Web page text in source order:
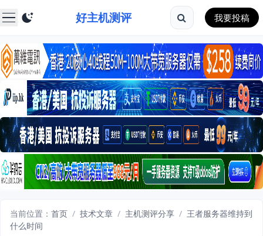
好主机测评 我要投稿
当前位置： 首页 / 技术文章 / 主机测评分享 / 王者服务器维持到
什么时间